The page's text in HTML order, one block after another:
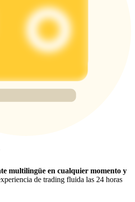
multilingüe en cualquier momento y
de trading fluida las 24 horas